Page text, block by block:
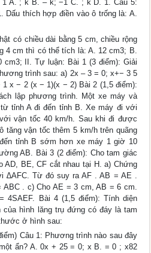
A. ; k B. – k; −1 C. ; k D. 1. Câu 5:
Dấu thích hợp điền vào ô trống là: A.
có chiều dài bằng 5 cm, chiều rộng
4 cm thì có thể tích là: A. 12 cm3; B.
cm3; II. Tự luận: Bài 1 (3 điểm): Giải
trình sau: a) 2x – 3 = 0; x+− 3 5
x − 2 (x − 1)(x − 2) Bài 2 (1,5 điểm):
lập phương trình. Một xe máy và
tỉnh A đi đến tỉnh B. Xe máy đi với
vận tốc 40 km/h. Sau khi đi được
tăng vận tốc thêm 5 km/h trên quãng
tỉnh B sớm hơn xe máy 1 giờ 10
AB. Bài 3 (2 điểm): Cho tam giác
AD, BE, CF cắt nhau tại H. a) Chứng
∆AFC. Từ đó suy ra AF . AB = AE .
ABC . c) Cho AE = 3 cm, AB = 6 cm.
4SAEF. Bài 4 (1,5 điểm): Tính diện
hình lăng trụ đứng có đáy là tam
ở hình sau:
Câu 1: Phương trình nào sau đây
ẩn? A. 0x + 25 = 0; x B. = 0 ; x82